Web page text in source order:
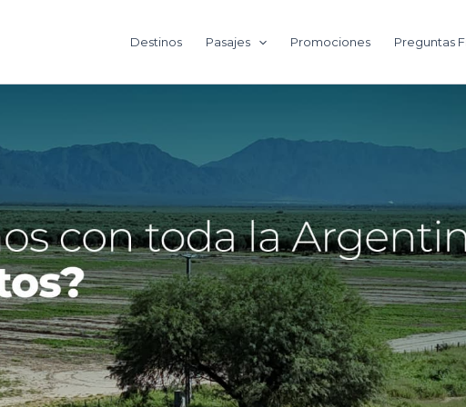
Destinos Pasajes Promociones Preguntas